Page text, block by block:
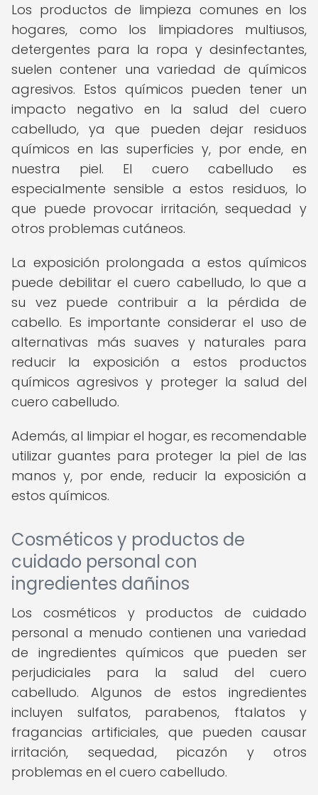
Los productos de limpieza comunes en los
hogares, como los limpiadores multiusos,
detergentes para la ropa y desinfectantes,
suelen contener una variedad de químicos
agresivos. Estos químicos pueden tener un
impacto negativo en la salud del cuero
cabelludo, ya que pueden dejar residuos
químicos en las superficies y, por ende, en
nuestra piel. El cuero cabelludo es
especialmente sensible a estos residuos, lo
que puede provocar irritación, sequedad y
otros problemas cutáneos.
La exposición prolongada a estos químicos
puede debilitar el cuero cabelludo, lo que a
su vez puede contribuir a la pérdida de
cabello. Es importante considerar el uso de
alternativas más suaves y naturales para
reducir la exposición a estos productos
químicos agresivos y proteger la salud del
cuero cabelludo.
Además, al limpiar el hogar, es recomendable
utilizar guantes para proteger la piel de las
manos y, por ende, reducir la exposición a
estos químicos.
Cosméticos y productos de
cuidado personal con
ingredientes dañinos
Los cosméticos y productos de cuidado
personal a menudo contienen una variedad
de ingredientes químicos que pueden ser
perjudiciales para la salud del cuero
cabelludo. Algunos de estos ingredientes
incluyen sulfatos, parabenos, ftalatos y
fragancias artificiales, que pueden causar
irritación, sequedad, picazón y otros
problemas en el cuero cabelludo.